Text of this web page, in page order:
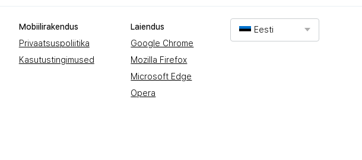
Mobiilirakendus
Privaatsuspoliitika
Kasutustingimused
Laiendus
Google Chrome
Mozilla Firefox
Microsoft Edge
Opera
Eesti